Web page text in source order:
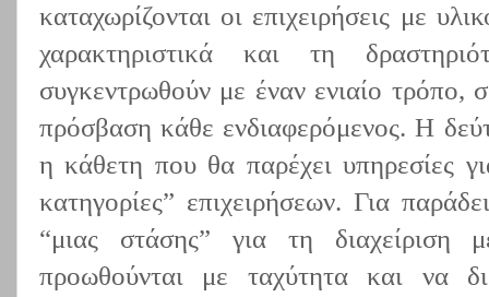
καταχωρίζονται οι επιχειρήσεις με
χαρακτηριστικά και τη
συγκεντρωθούν με έναν ενιαίο τρόπο,
πρόσβαση κάθε ενδιαφερόμενος. Η
η κάθετη που θα παρέχει υπηρεσίες
κατηγορίες” επιχειρήσεων. Για
“μιας στάσης” για τη διαχείριση
προωθούνται με ταχύτητα και να